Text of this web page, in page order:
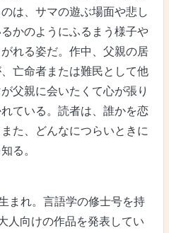
は、サマの遊ぶ場面や悲し
かのようにふるまう様子や
れる姿だ。作中、父親の居
亡命者または難民として他
父親に会いたくて心が張り
ている。読者は、誰かを恋
た、どんなにつらいときに
る。
まれ。言語学の修士号を持
人向けの作品を発表してい